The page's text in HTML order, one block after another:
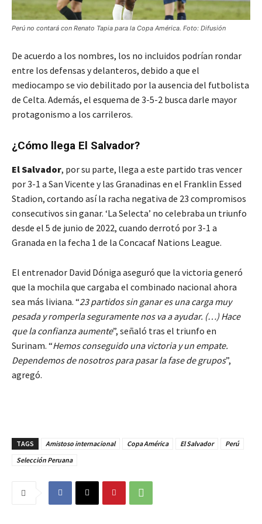
Perú no contará con Renato Tapia para la Copa América. Foto: Difusión
De acuerdo a los nombres, los no incluidos podrían rondar
entre los defensas y delanteros, debido a que el
mediocampo se vio debilitado por la ausencia del futbolista
de Celta. Además, el esquema de 3-5-2 busca darle mayor
protagonismo a los carrileros.
¿Cómo llega El Salvador?
El Salvador, por su parte, llega a este partido tras vencer
por 3-1 a San Vicente y las Granadinas en el Franklin Essed
Stadion, cortando así la racha negativa de 23 compromisos
consecutivos sin ganar. ‘La Selecta’ no celebraba un triunfo
desde el 5 de junio de 2022, cuando derrotó por 3-1 a
Granada en la fecha 1 de la Concacaf Nations League.
El entrenador David Dóniga aseguró que la victoria generó
que la mochila que cargaba el combinado nacional ahora
sea más liviana. “23 partidos sin ganar es una carga muy
pesada y romperla seguramente nos va a ayudar. (…) Hace
que la confianza aumente”, señaló tras el triunfo en
Surinam. “Hemos conseguido una victoria y un empate.
Dependemos de nosotros para pasar la fase de grupos”,
agregó.
TAGS Amistoso internacional Copa América El Salvador
Perú
Selección Peruana